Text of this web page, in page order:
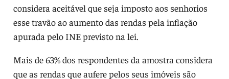
considera aceitável que seja imposto aos senhorios
esse travão ao aumento das rendas pela inflação
apurada pelo INE previsto na lei.
Mais de 63% dos respondentes da amostra considera
que as rendas que aufere pelos seus imóveis são